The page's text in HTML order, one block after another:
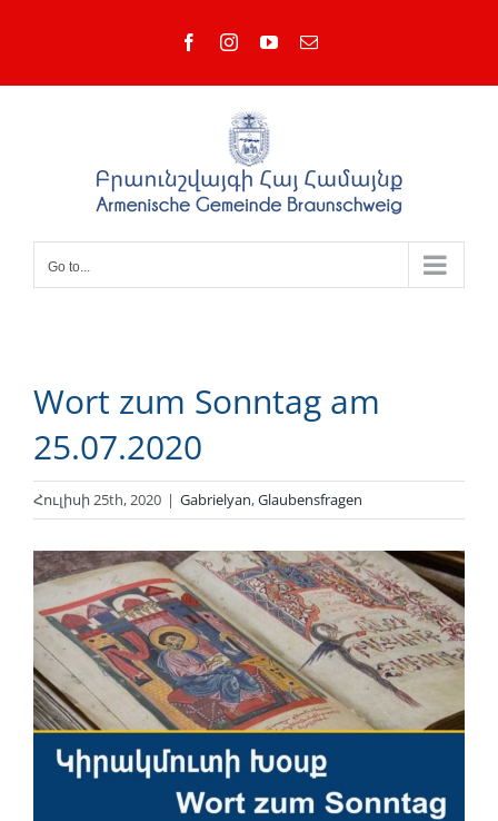
FacebookInstagramYouTubeEmail
Go to...
Wort zum Sonntag am
25.07.2020
Հուլիսի 25th, 2020 | Gabrielyan,Glaubensfragen